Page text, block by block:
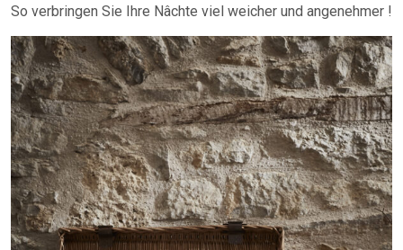
So verbringen Sie Ihre Nâchte viel weicher und angenehmer !